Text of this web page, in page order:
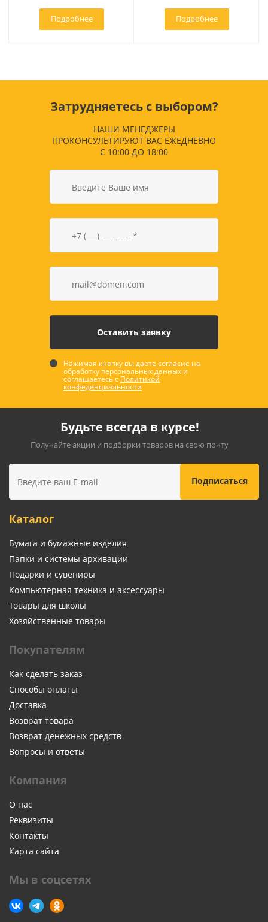
Подробнее Подробнее
Затрудняетесь с выбором?
НАШИ МЕНЕДЖЕРЫ
ПРОКОНСУЛЬТИРУЮТ ВАС ЕЖЕДНЕВНО
С 10:00 ДО 18:00
Нажимая кнопку вы даете согласие на
обработку персональных данных и
соглашаетесь с Политикой
конфеденциальности
Будьте всегда в курсе!
Получайте акции и подборки товаров на свою почту
Каталог
Бумага и бумажные изделия
Папки и системы архивации
Подарки и сувениры
Компьютерная техника и аксессуары
Товары для школы
Хозяйственные товары
Покупателям
Как сделать заказ
Способы оплаты
Доставка
Возврат товара
Возврат денежных средств
Вопросы и ответы
Компания
О нас
Реквизиты
Контакты
Карта сайта
Мы в соцсетях